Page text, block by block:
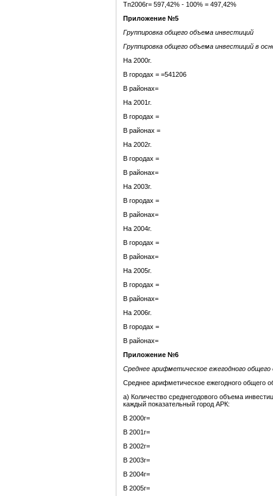
Тп2006г= 597,42% - 100% = 497,42%
Приложение №5
Группировка общего объема инвестиций
Группировка общего объема инвестиций в
На 2000г.
В городах = =541206
В районах=
На 2001г.
В городах =
В районах =
На 2002г.
В городах =
В районах=
На 2003г.
В городах =
В районах=
На 2004г.
В городах =
В районах=
На 2005г.
В городах =
В районах=
На 2006г.
В городах =
В районах=
Приложение №6
Среднее арифметическое ежегодного
Среднее арифметическое ежегодного общего
а) Количество среднегодового объема
каждый показательный город АРК:
В 2000г=
В 2001г=
В 2002г=
В 2003г=
В 2004г=
В 2005г=